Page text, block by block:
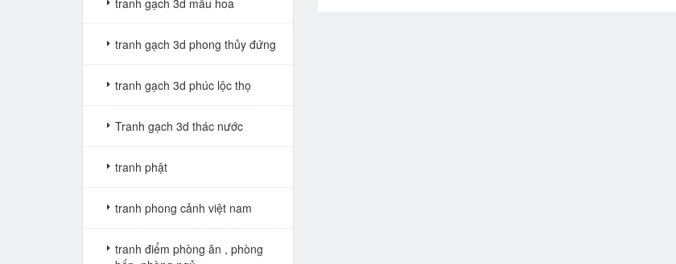
tranh gạch 3d mẫu hoa
tranh gạch 3d phong thủy đứng
tranh gạch 3d phúc lộc thọ
Tranh gạch 3d thác nước
tranh phật
tranh phong cảnh việt nam
tranh điểm phòng ăn , phòng